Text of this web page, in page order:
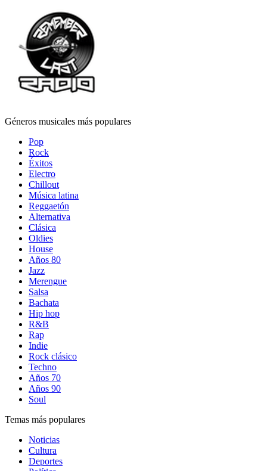
Géneros musicales más populares
Pop
Rock
Éxitos
Electro
Chillout
Música latina
Reggaetón
Alternativa
Clásica
Oldies
House
Años 80
Jazz
Merengue
Salsa
Bachata
Hip hop
R&B
Rap
Indie
Rock clásico
Techno
Años 70
Años 90
Soul
Temas más populares
Noticias
Cultura
Deportes